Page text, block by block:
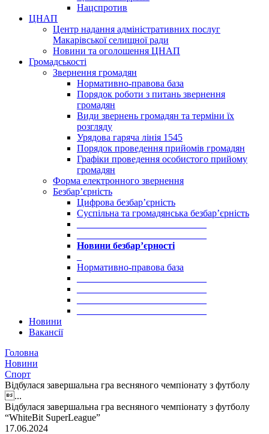
Нацспротив
ЦНАП
Центр надання адміністративних послуг
Макарівської селищної ради
Новини та оголошення ЦНАП
Громадськості
Звернення громадян
Нормативно-правова база
Порядок роботи з питань звернення
громадян
Види звернень громадян та терміни їх
розгляду
Урядова гаряча лінія 1545
Порядок проведення прийомів громадян
Графіки проведення особистого прийому
громадян
Форма електронного звернення
Безбар’єрність
Цифрова безбар’єрність
Суспільна та громадянська безбар’єрність
Новини безбар’єрності
Нормативно-правова база
Новини
Вакансії
Головна
Новини
Спорт
Відбулася завершальна гра весняного чемпіонату з футболу
...
Відбулася завершальна гра весняного чемпіонату з футболу
“WhiteBit SuperLeague”
17.06.2024